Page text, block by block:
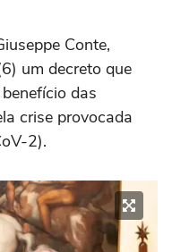
Conte,
um decreto que
das
crise provocada
2).